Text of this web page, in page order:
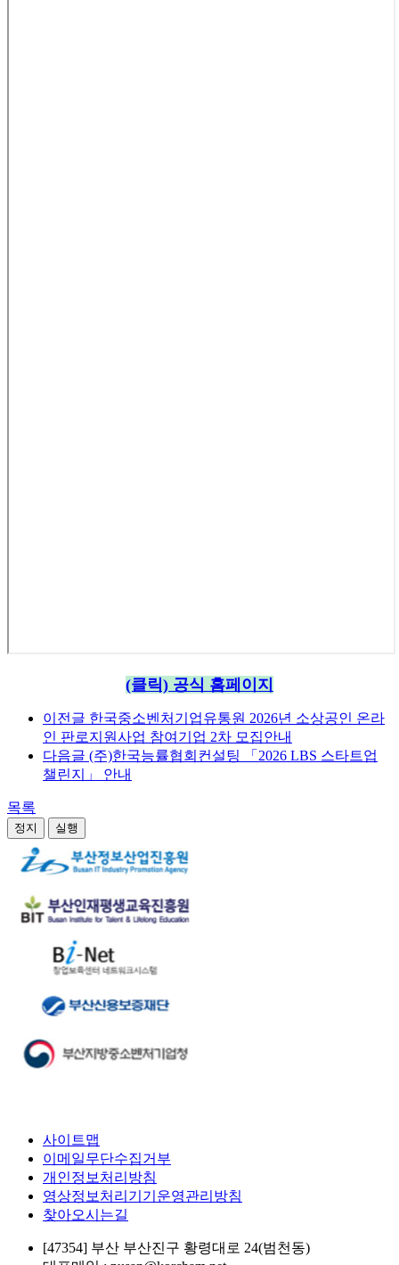
(클릭) 공식 홈페이지
이전글 한국중소벤처기업유통원 2026년 소상공인 온라
인 판로지원사업 참여기업 2차 모집안내
다음글 (주)한국능률협회컨설팅 「2026 LBS 스타트업
챌린지」 안내
목록
정지 실행
사이트맵
이메일무단수집거부
개인정보처리방침
영상정보처리기기운영관리방침
찾아오시는길
[47354] 부산 부산진구 황령대로 24(범천동)